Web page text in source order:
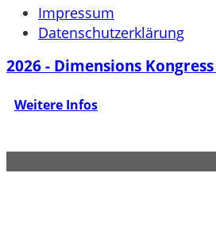
Impressum
Datenschutzerklärung
2026 - Dimensions
Weitere Infos